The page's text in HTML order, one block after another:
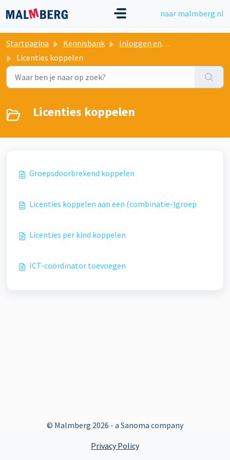
naar malmberg.nl
Startpagina Kennisbank
Inloggen en koppelen
Licenties koppelen
Licenties koppelen
Groepsdoorbrekend koppelen
Licenties koppelen aan een (combinatie-)groep
Licenties per kind koppelen
ICT-coördinator toevoegen
© Malmberg 2026 - a Sanoma company
Privacy Policy